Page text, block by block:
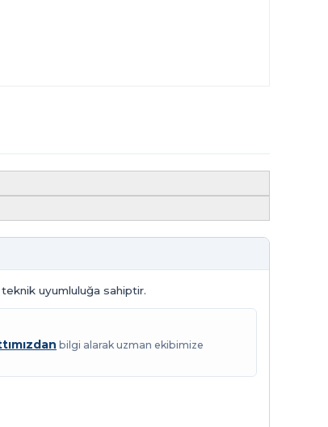
uyumluluğa sahiptir.
bilgi alarak uzman ekibimize